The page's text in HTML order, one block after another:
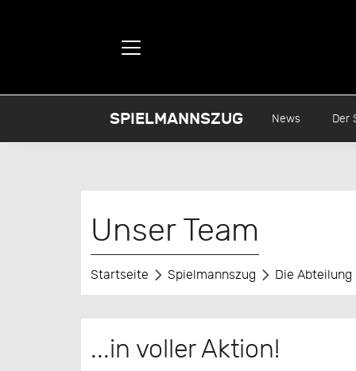
SPIELMANNSZUG News Der
Unser Team
Startseite Spielmannszug Die Abteilung
...in voller Aktion!